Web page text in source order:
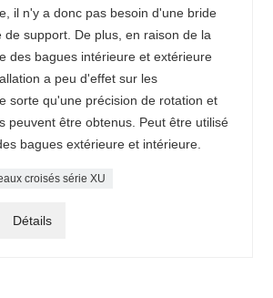
il n'y a donc pas besoin d'une bride
de support. De plus, en raison de la
des bagues intérieure et extérieure
a peu d'effet sur les
sorte qu'une précision de rotation et
peuvent être obtenus. Peut être utilisé
bagues extérieure et intérieure.
croisés série XU
Détails